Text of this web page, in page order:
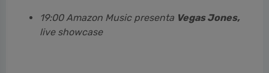
19:00 Amazon Music presenta Vegas Jones,
live showcase